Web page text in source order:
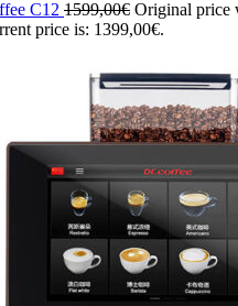
C12 1599,00€ Original price
price is: 1399,00€.